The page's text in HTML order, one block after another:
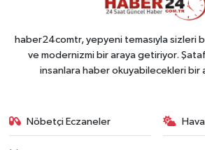
haber24comtr, yepyeni temasıyla sizleri
ve modernizmi bir araya getiriyor.
insanlara haber okuyabilecekleri bir
Nöbetçi Eczaneler